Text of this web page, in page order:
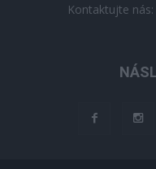
Kontaktujte nás: